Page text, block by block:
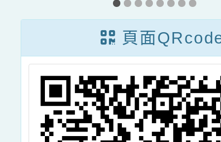
服務時間
兒園
縣市
之教
悉
頁面